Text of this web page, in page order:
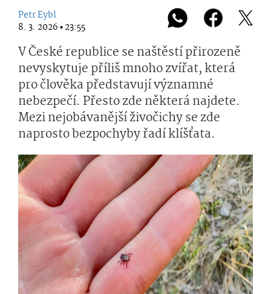
Petr Eybl
8. 3. 2026 ▪ 23:55
V České republice se naštěstí přirozeně
nevyskytuje příliš mnoho zvířat, která
pro člověka představují významné
nebezpečí. Přesto zde některá najdete.
Mezi nejobávanější živočichy se zde
naprosto bezpochyby řadí klíšťata.